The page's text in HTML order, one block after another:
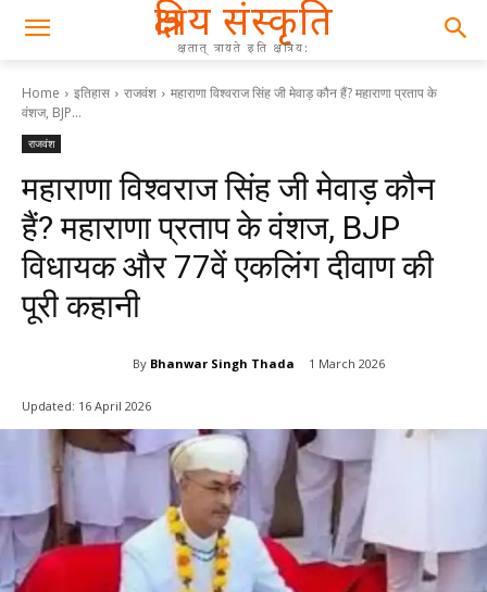
क्षत्रिय संस्कृति
क्षतात् त्रायते इति क्षत्रिय:
Home इतिहास राजवंश
महाराणा विश्वराज सिंह जी मेवाड़ कौन हैं? महाराणा प्रताप के
वंशज, BJP...
राजवंश
महाराणा विश्वराज सिंह जी मेवाड़ कौन
हैं? महाराणा प्रताप के वंशज, BJP
विधायक और 77वें एकलिंग दीवाण की
पूरी कहानी
By Bhanwar Singh Thada 1 March 2026
Updated: 16 April 2026